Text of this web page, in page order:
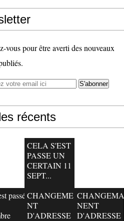
vous pour être averti des nouveaux
récents
CELA S'EST
PASSE UN
CERTAIN 11
SEPT...
passé CHANGEME
NT
D'ADRESSE
CHANGEMA
NENT
D'ADRESSE